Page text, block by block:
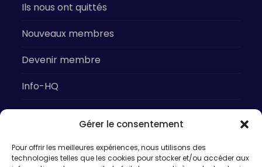
Gérer le consentement
Pour offrir les meilleures expériences, nous utilisons des
technologies telles que les cookies pour stocker et/ou accéder aux
Ils nous ont quittés
Nouveaux membres
Devenir membre
Info-HQ
Prochaines activités